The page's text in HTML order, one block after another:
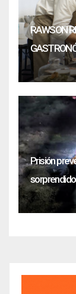
RAWSON
Prisión